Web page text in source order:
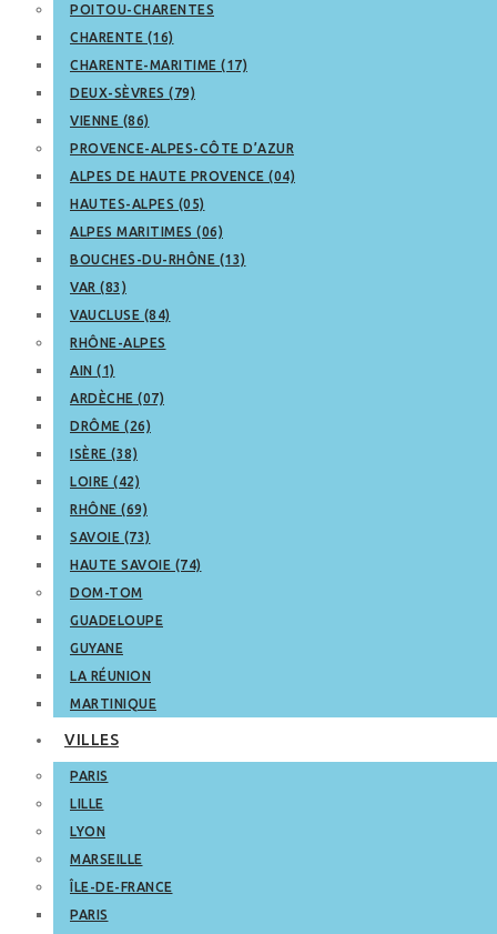
POITOU-CHARENTES
CHARENTE (16)
CHARENTE-MARITIME (17)
DEUX-SÈVRES (79)
VIENNE (86)
PROVENCE-ALPES-CÔTE D’AZUR
ALPES DE HAUTE PROVENCE (04)
HAUTES-ALPES (05)
ALPES MARITIMES (06)
BOUCHES-DU-RHÔNE (13)
VAR (83)
VAUCLUSE (84)
RHÔNE-ALPES
AIN (1)
ARDÈCHE (07)
DRÔME (26)
ISÈRE (38)
LOIRE (42)
RHÔNE (69)
SAVOIE (73)
HAUTE SAVOIE (74)
DOM-TOM
GUADELOUPE
GUYANE
LA RÉUNION
MARTINIQUE
VILLES
PARIS
LILLE
LYON
MARSEILLE
ÎLE-DE-FRANCE
PARIS